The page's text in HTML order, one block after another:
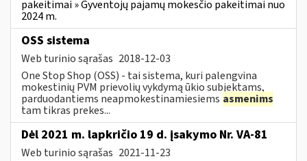
pakeitimai » Gyventojų pajamų mokesčio pakeitimai nuo
2024 m.
OSS sistema
Web turinio sąrašas 2018-12-03
One Stop Shop (OSS) - tai sistema, kuri palengvina
mokestinių PVM prievolių vykdymą ūkio subjektams,
parduodantiems neapmokestinamiesiems asmenims
tam tikras prekes...
Dėl 2021 m. lapkričio 19 d. įsakymo Nr. VA-81
Web turinio sąrašas 2021-11-23